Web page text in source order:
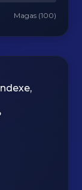
Magas (100)